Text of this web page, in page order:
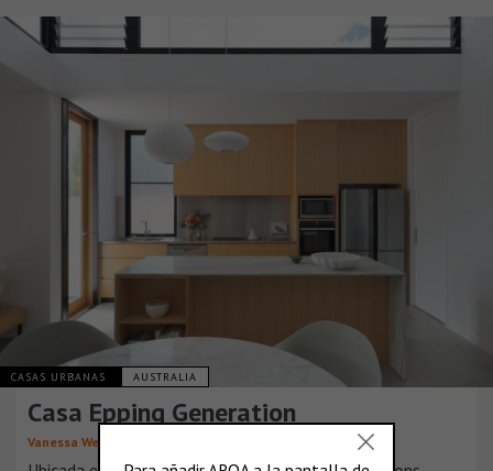
CASAS URBANAS AUSTRALIA
Casa Epping Generation
Vanessa Wegner Architect